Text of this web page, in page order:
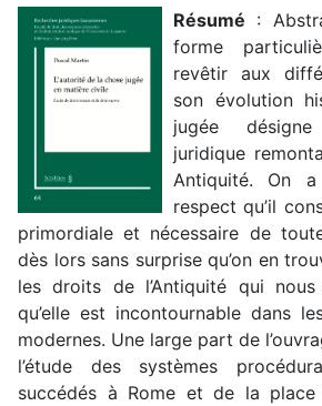
Résumé :
forme
revêtir aux
son évolution
jugée
juridique
Antiquité. On
respect qu’il
primordiale et nécessaire de
dès lors sans surprise qu’on en
les droits de l’Antiquité qui
qu’elle est incontournable dans
modernes. Une large part de
l’étude des systèmes
succédés à Rome et de la